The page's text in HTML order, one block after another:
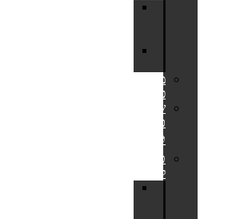
משחקי
פנאי
שערי
כדורגל
⚽
טרמפולינות
לחצר